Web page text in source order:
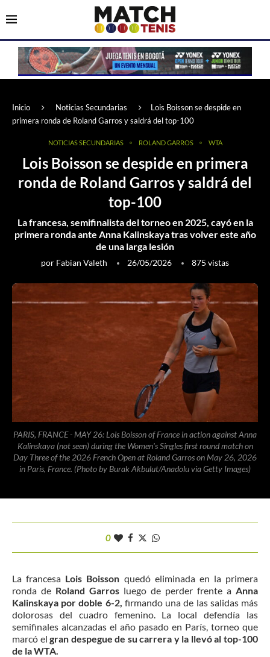
Inicio Noticias Secundarias
Lois Boisson se despide en
primera ronda de Roland Garros y saldrá del top-100
NOTICIAS SECUNDARIAS ROLAND GARROS WTA
Lois Boisson se despide en primera
ronda de Roland Garros y saldrá del
top-100
La francesa, semifinalista del torneo en 2025, cayó en la
primera ronda ante Anna Kalinskaya tras volver este año
de una larga lesión
por Fabian Valeth 26/05/2026 875 vistas
PARIS, FRANCE - MAY 26: Lois Boisson of France in action against Anna
Kalinskaya (not seen) during the Women's Singles first round match on
Day Three of the 2026 French Open at Roland Garros on May 26, 2026
in Paris, France. (Photo by Burak Akbulut/Anadolu via Getty Images)
0
La francesa Lois Boisson quedó eliminada en la primera
ronda de Roland Garros luego de perder frente a Anna
Kalinskaya por doble 6-2, firmando una de las salidas más
dolorosas del cuadro femenino. La local defendía las
semifinales alcanzadas el año pasado en París, torneo que
marcó elgran despegue de su carrera y la llevó al top-100
de la WTA.